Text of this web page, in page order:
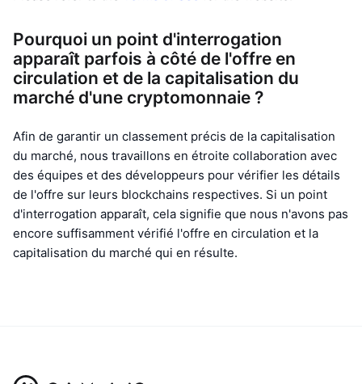
Pourquoi un point d'interrogation
apparaît parfois à côté de l'offre en
circulation et de la capitalisation du
marché d'une cryptomonnaie ?
Afin de garantir un classement précis de la capitalisation
du marché, nous travaillons en étroite collaboration avec
des équipes et des développeurs pour vérifier les détails
de l'offre sur leurs blockchains respectives. Si un point
d'interrogation apparaît, cela signifie que nous n'avons pas
encore suffisamment vérifié l'offre en circulation et la
capitalisation du marché qui en résulte.